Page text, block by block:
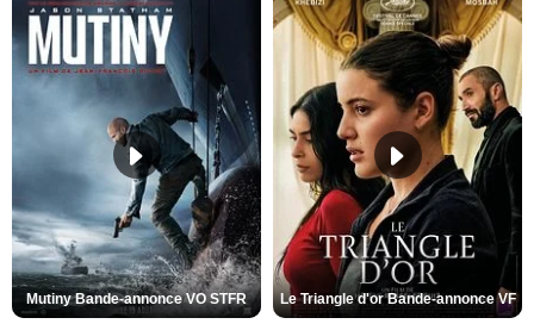
Mutiny Bande-annonce VO STFR Le Triangle d'or Bande-annonce VF